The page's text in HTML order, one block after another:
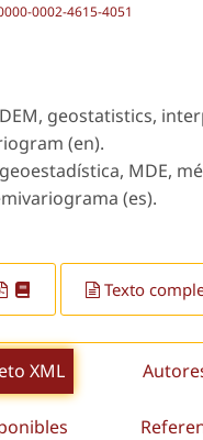
0002-4615-4051
DEM, geostatistics,
(en).
geoestadística, MDE,
(es).
Texto
XML